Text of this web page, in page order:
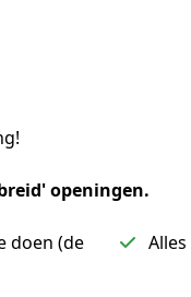
openingen.
doen (de